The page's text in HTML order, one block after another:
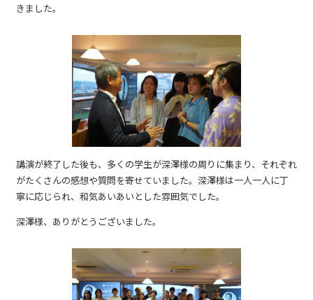
きました。
講演が終了した後も、多くの学生が深澤様の周りに集まり、それぞれ
がたくさんの感想や質問を寄せていました。深澤様は一人一人に丁
寧に応じられ、和気あいあいとした雰囲気でした。
深澤様、ありがとうございました。